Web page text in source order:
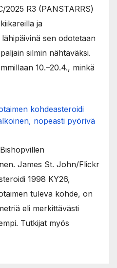
2025 R3 (PANSTARRS)
ja
sen odotetaan
silmin nähtäväksi.
10.–20.4., minkä
kohdeasteroidi
nopeasti pyörivä
James St. John/Flickr
1998 KY26,
tuleva kohde, on
eli merkittävästi
Tutkijat myös